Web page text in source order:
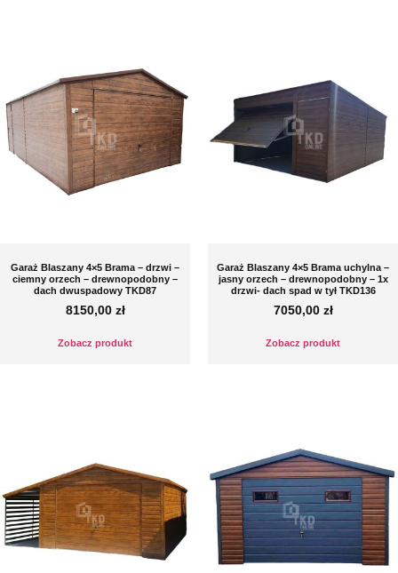
Garaż Blaszany 4×5 Brama – drzwi –
ciemny orzech – drewnopodobny –
dach dwuspadowy TKD87
8150,00 zł
Zobacz produkt
Garaż Blaszany 4×5 Brama uchylna –
jasny orzech – drewnopodobny – 1x
drzwi- dach spad w tył TKD136
7050,00 zł
Zobacz produkt